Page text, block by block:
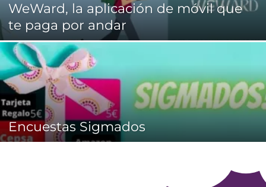
WeWard, la aplicación de móvil que
te paga por andar
Encuestas Sigmados